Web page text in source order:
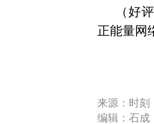
（好
正能量网
来源：时刻
编辑：石成